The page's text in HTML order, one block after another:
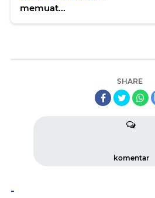
memuat...
SHARE
komentar
-